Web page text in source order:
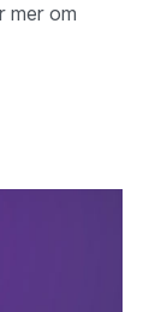
mer om